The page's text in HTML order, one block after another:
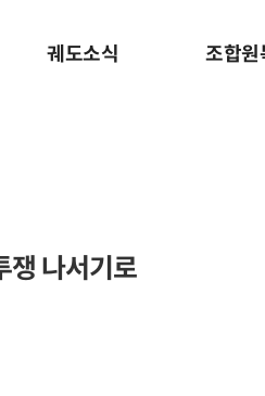
궤도소식 조합원
쟁 나서기로